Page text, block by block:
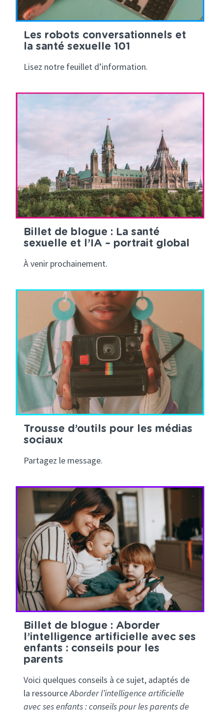
Les robots conversationnels et
la santé sexuelle 101
Lisez notre feuillet d’information.
Billet de blogue : La santé
sexuelle et l’IA – portrait global
À venir prochainement.
Trousse d’outils pour les médias
sociaux
Partagez le message.
Billet de blogue : Aborder
l’intelligence artificielle avec ses
enfants : conseils pour les
parents
Voici quelques conseils à ce sujet, adaptés de
la ressourceAborder l’intelligence artificielle
avec ses enfants : conseils pour les parents de